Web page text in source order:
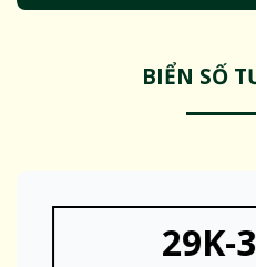
BIỂN SỐ
29K-